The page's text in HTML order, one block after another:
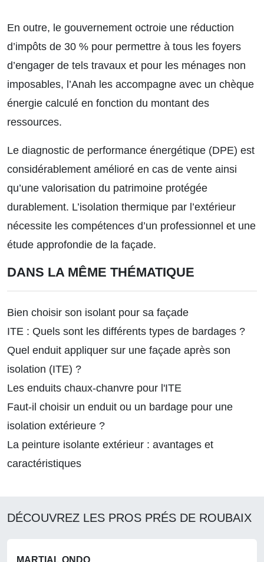
En outre, le gouvernement octroie une réduction
d’impôts de 30 % pour permettre à tous les foyers
d’engager de tels travaux et pour les ménages non
imposables, l’Anah les accompagne avec un chèque
énergie calculé en fonction du montant des
ressources.
Le diagnostic de performance énergétique (DPE) est
considérablement amélioré en cas de vente ainsi
qu’une valorisation du patrimoine protégée
durablement. L’isolation thermique par l’extérieur
nécessite les compétences d’un professionnel et une
étude approfondie de la façade.
DANS LA MÊME THÉMATIQUE
Bien choisir son isolant pour sa façade
ITE : Quels sont les différents types de bardages ?
Quel enduit appliquer sur une façade après son
isolation (ITE) ?
Les enduits chaux-chanvre pour l'ITE
Faut-il choisir un enduit ou un bardage pour une
isolation extérieure ?
La peinture isolante extérieur : avantages et
caractéristiques
DÉCOUVREZ LES PROS PRÉS DE ROUBAIX